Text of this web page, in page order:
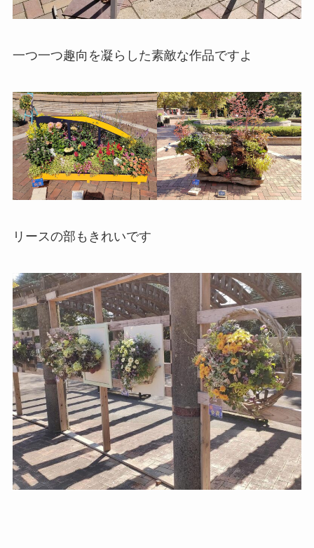
一つ一つ趣向を凝らした素敵な作品ですよ
リースの部もきれいです